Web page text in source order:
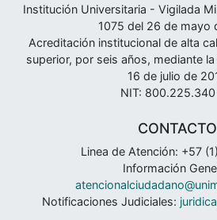
Institución Universitaria - Vigilada
1075 del 26 de mayo
Acreditación institucional de alta
superior, por seis años, mediante
16 de julio de
NIT:
CONTACTO
Linea de Atención: +57
Información
Notificaciones Judiciales: